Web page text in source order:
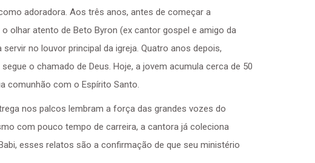
adoradora. Aos três anos, antes de começar a
olhar atento de Beto Byron (ex cantor gospel e amigo da
no louvor principal da igreja. Quatro anos depois,
o chamado de Deus. Hoje, a jovem acumula cerca de 50
comunhão com o Espírito Santo.
nos palcos lembram a força das grandes vozes do
com pouco tempo de carreira, a cantora já coleciona
esses relatos são a confirmação de que seu ministério